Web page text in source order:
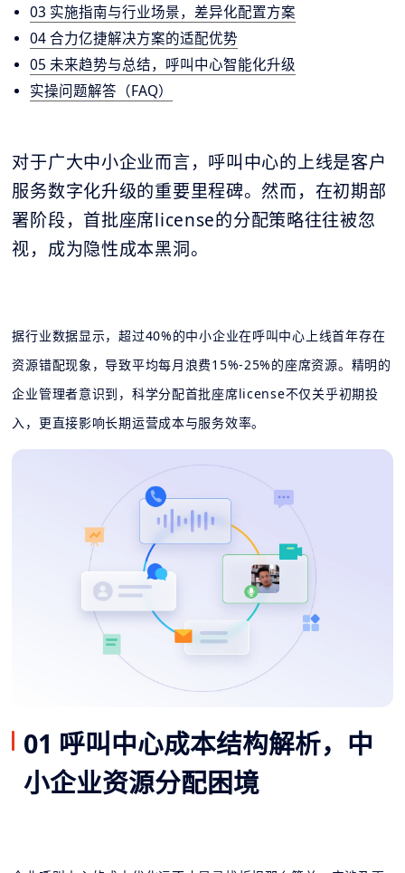
03 实施指南与行业场景，差异化配置方案
04 合力亿捷解决方案的适配优势
05 未来趋势与总结，呼叫中心智能化升级
实操问题解答（FAQ）
对于广大中小企业而言，呼叫中心的上线是客户
服务数字化升级的重要里程碑。然而，在初期部
署阶段，首批座席license的分配策略往往被忽
视，成为隐性成本黑洞。
据行业数据显示，超过40%的中小企业在呼叫中心上线首年存在
资源错配现象，导致平均每月浪费15%-25%的座席资源。精明的
企业管理者意识到，科学分配首批座席license不仅关乎初期投
入，更直接影响长期运营成本与服务效率。
01 呼叫中心成本结构解析，中
小企业资源分配困境